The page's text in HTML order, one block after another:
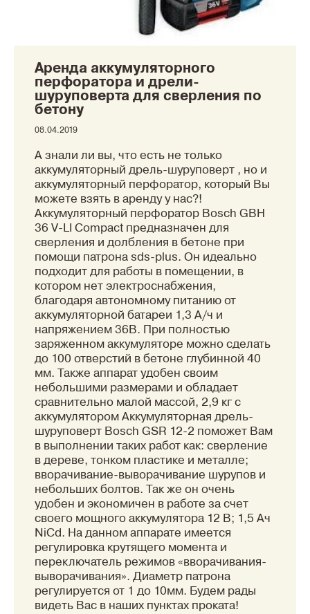
Аренда аккумуляторного
перфоратора и дрели-
шуруповерта для сверления по
бетону
08.04.2019
А знали ли вы, что есть не только
аккумуляторный дрель-шуруповерт , но и
аккумуляторный перфоратор, который Вы
можете взять в аренду у нас?!
Аккумуляторный перфоратор Bosch GBH
36 V-LI Compact предназначен для
сверления и долбления в бетоне при
помощи патрона sds-plus. Он идеально
подходит для работы в помещении, в
котором нет электроснабжения,
благодаря автономному питанию от
аккумуляторной батареи 1,3 А/ч и
напряжением 36В. При полностью
заряженном аккумуляторе можно сделать
до 100 отверстий в бетоне глубинной 40
мм. Также аппарат удобен своим
небольшими размерами и обладает
сравнительно малой массой, 2,9 кг с
аккумулятором Аккумуляторная дрель-
шуруповерт Bosch GSR 12-2 поможет Вам
в выполнении таких работ как: сверление
в дереве, тонком пластике и металле;
вворачивание-выворачивание шурупов и
небольших болтов. Так же он очень
удобен и экономичен в работе за счет
своего мощного аккумулятора 12 В; 1,5 Ач
NiCd. На данном аппарате имеется
регулировка крутящего момента и
переключатель режимов «вворачивания-
выворачивания». Диаметр патрона
регулируется от 1 до 10мм. Будем рады
видеть Вас в наших пунктах проката!